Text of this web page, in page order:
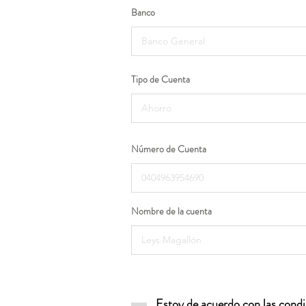
Banco
Tipo de Cuenta
Número de Cuenta
Nombre de la cuenta